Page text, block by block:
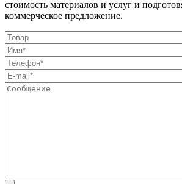
стоимость материалов и услуг и
коммерческое предложение.